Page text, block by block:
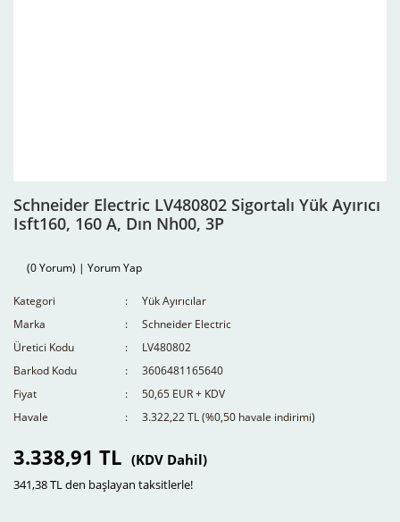
Schneider Electric LV480802 Sigortalı Yük Ayırıcı
Isft160, 160 A, Dın Nh00, 3P
(0 Yorum) | Yorum Yap
Kategori
Yük Ayırıcılar
Marka
Schneider Electric
Üretici Kodu
LV480802
Barkod Kodu
3606481165640
Fiyat
50,65 EUR + KDV
Havale
3.322,22 TL (%0,50 havale indirimi)
3.338,91 TL (KDV Dahil)
341,38 TL den başlayan taksitlerle!